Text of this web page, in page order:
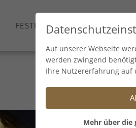
FESTE FEIERN GALERIE
Auf unserer Webseite
werden zwingend
Ihre Nutzererfahrung auf
Mehr über die